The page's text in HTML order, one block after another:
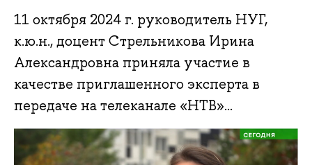
11 октября 2024 г. руководитель НУГ,
к.ю.н., доцент Стрельникова Ирина
Александровна приняла участие в
качестве приглашенного эксперта в
передаче на телеканале «НТВ»...